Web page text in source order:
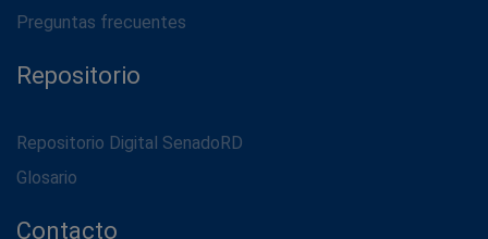
Preguntas frecuentes
Repositorio
Repositorio Digital SenadoRD
Glosario
Contacto